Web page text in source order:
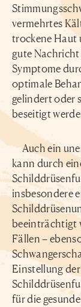
vermehrtes
trockene Haut
gute Nachricht
Symptome
optimale
gelindert oder
beseitigt
Auch ein
kann durch
insbesondere
beeinträchtigt
Fällen –
Einstellung der
für die